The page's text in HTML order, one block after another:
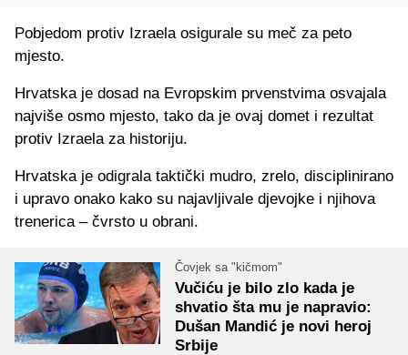
Pobjedom protiv Izraela osigurale su meč za peto
mjesto.
Hrvatska je dosad na Evropskim prvenstvima osvajala
najviše osmo mjesto, tako da je ovaj domet i rezultat
protiv Izraela za historiju.
Hrvatska je odigrala taktički mudro, zrelo, disciplinirano
i upravo onako kako su najavljivale djevojke i njihova
trenerica – čvrsto u obrani.
Čovjek sa "kičmom"
Vučiću je bilo zlo kada je
shvatio šta mu je napravio:
Dušan Mandić je novi heroj
Srbije